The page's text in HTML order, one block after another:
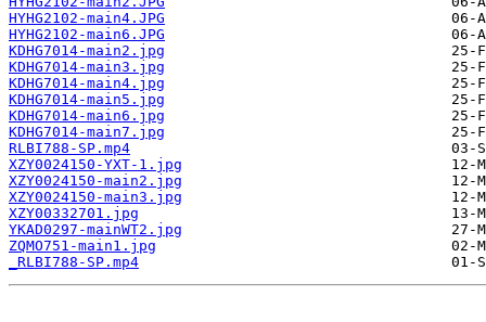
HYHG2102-main4.JPG
HYHG2102-main6.JPG
KDHG7014-main2.jpg
KDHG7014-main3.jpg
KDHG7014-main4.jpg
KDHG7014-main5.jpg
KDHG7014-main6.jpg
KDHG7014-main7.jpg
RLBI788-SP.mp4
XZY0024150-YXT-1.jpg
XZY0024150-main2.jpg
XZY0024150-main3.jpg
XZY00332701.jpg
YKAD0297-mainWT2.jpg
ZQMO751-main1.jpg
_RLBI788-SP.mp4